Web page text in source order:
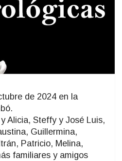
de 2024 en la
Alicia, Steffy y José Luis,
Guillermina,
Patricio, Melina,
familiares y amigos